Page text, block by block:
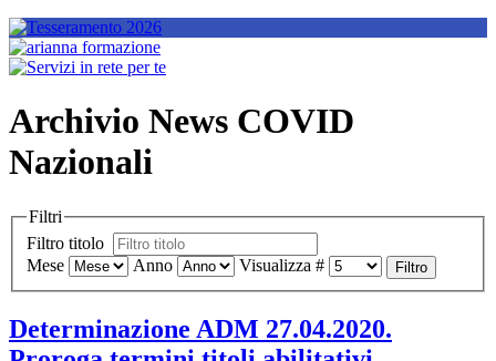
Archivio News COVID
Nazionali
Filtri
Filtro titolo
Mese
Anno Visualizza # Filtro
Determinazione ADM 27.04.2020.